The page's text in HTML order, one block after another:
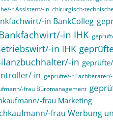
r Assistent/-in chirurgisch-
in BankColleg
in IHK
in IHK
in
in geprüfte/-r
frau Büromanagement
frau Marketing
frau Werbung